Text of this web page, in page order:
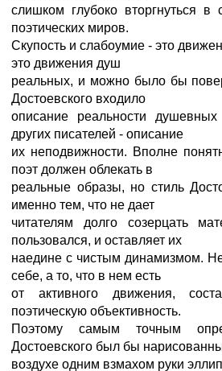
слишком глубоко вторгнуться в
поэтических миров.
Скупость и слабоумие - это
это движения душ
реальных, и можно было бы
Достоевского входило
описание реальности
других писателей - описание
их неподвижности. Вполне
поэт должен облекать в
реальные образы, но стиль
именно тем, что не дает
читателям долго созерцать
пользовался, и оставляет их
наедине с чистым динамизмом.
себе, а то, что в нем есть
от активного движения,
поэтическую объективность.
Поэтому самым точным
Достоевского был бы
воздухе одним взмахом руки